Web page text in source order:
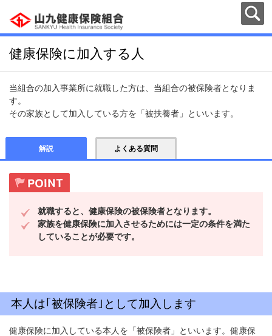
健康保険に加入する人
当組合の加入事業所に就職した方は、当組合の被保険者となりま
す。
その家族として加入している方を「被扶養者」といいます。
解説 よくある質問
就職すると、健康保険の被保険者となります。
家族を健康保険に加入させるためには一定の条件を満た
していることが必要です。
本人は｢被保険者｣として加入します
健康保険に加入している本人を「被保険者」といいます。健康保